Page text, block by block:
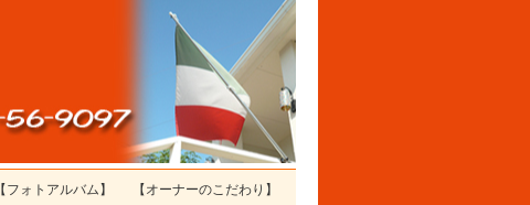
【フォトアルバム】 【オーナーのこだわり】